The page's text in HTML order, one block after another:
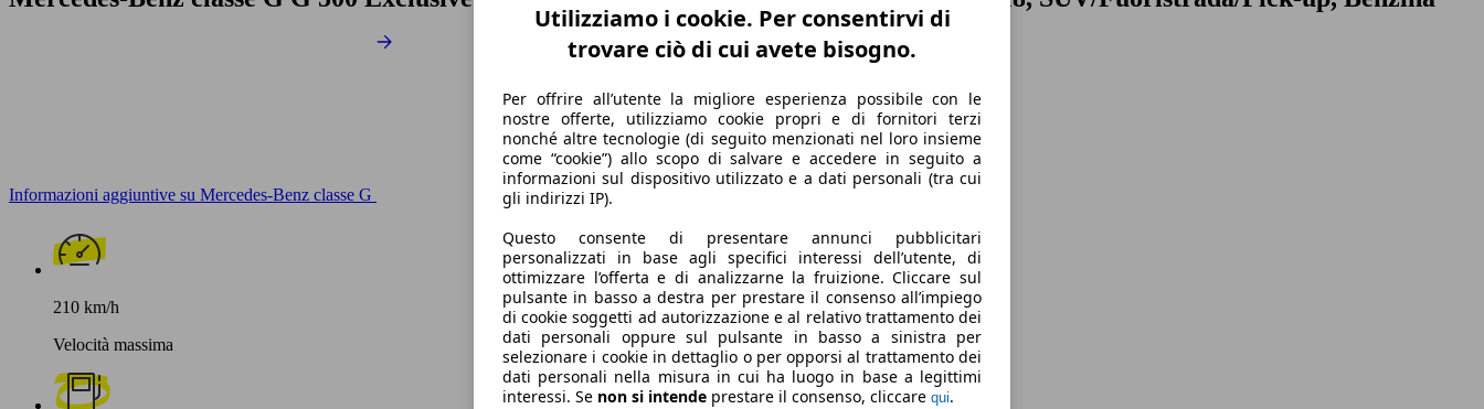
Informazioni aggiuntive su Mercedes-Benz classe G
210 km/h
Velocità massima
Utilizziamo i cookie. Per consentirvi di
trovare ciò di cui avete bisogno.
Per offrire all’utente la migliore esperienza possibile con le
nostre offerte, utilizziamo cookie propri e di fornitori terzi
nonché altre tecnologie (di seguito menzionati nel loro insieme
come “cookie”) allo scopo di salvare e accedere in seguito a
informazioni sul dispositivo utilizzato e a dati personali (tra cui
gli indirizzi IP).
Questo consente di presentare annunci pubblicitari
personalizzati in base agli specifici interessi dell’utente, di
ottimizzare l’offerta e di analizzarne la fruizione. Cliccare sul
pulsante in basso a destra per prestare il consenso all’impiego
di cookie soggetti ad autorizzazione e al relativo trattamento dei
dati personali oppure sul pulsante in basso a sinistra per
selezionare i cookie in dettaglio o per opporsi al trattamento dei
dati personali nella misura in cui ha luogo in base a legittimi
interessi. Se non si intende prestare il consenso, cliccare qui.